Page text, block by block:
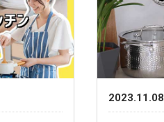
2023.11.08